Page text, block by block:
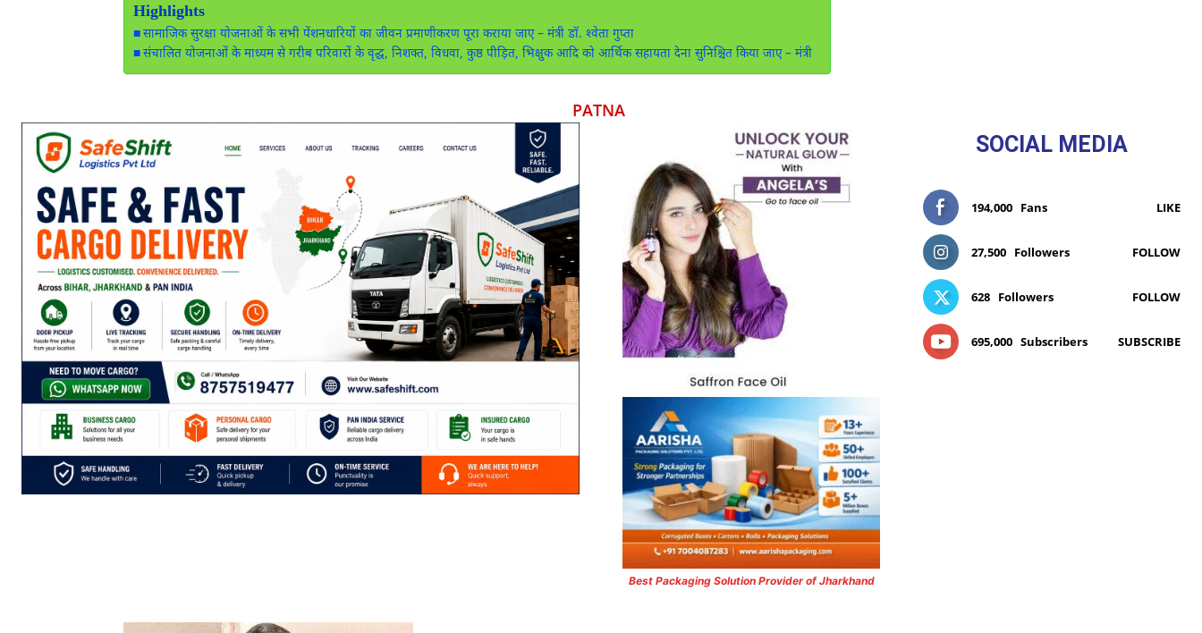
Highlights
सामाजिक सुरक्षा योजनाओं के सभी पेंशनधारियों का जीवन प्रमाणीकरण पूरा कराया जाए – मंत्री डॉ. श्‍वेता गुप्‍ता
संचालित योजनाओं के माध्यम से गरीब परिवारों के वृद्ध, निशक्त, विधवा, कुष्ठ पीड़ित, भिक्षुक आदि को आर्थिक सहायता देना सुनिश्चित किया जाए – मंत्री
PATNA
Best Packaging Solution Provider of Jharkhand
SOCIAL MEDIA
194,000 Fans LIKE
27,500 Followers FOLLOW
628 Followers FOLLOW
695,000 Subscribers SUBSCRIBE